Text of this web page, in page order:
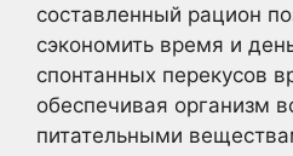
составленный рацион
сэкономить время и
спонтанных перекусов
обеспечивая организм
питательными